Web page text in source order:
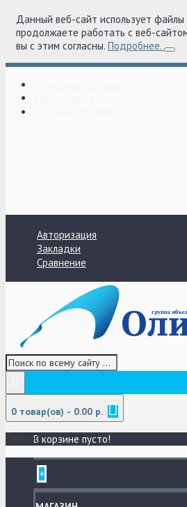
Данный веб-сайт использует файлы
продолжаете работать с веб-
вы с этим согласны. Подробнее.
Авторизация
Закладки
Сравнение
0 товар(ов) - 0.00 р.
В корзине пусто!
МЕНЮ
+